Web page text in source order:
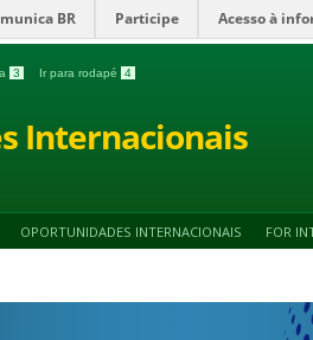
BR Participe Acesso à
3 Ir para rodapé 4
Internacionais
OPORTUNIDADES INTERNACIONAIS FOR